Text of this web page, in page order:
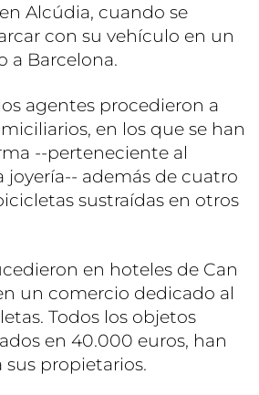
Alcúdia, cuando se
con su vehículo en un
a Barcelona.
agentes procedieron a
en los que se han
--perteneciente al
joyería-- además de cuatro
sustraídas en otros
en hoteles de Can
un comercio dedicado al
Todos los objetos
en 40.000 euros, han
propietarios.